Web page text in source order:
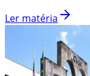
Ler matéria